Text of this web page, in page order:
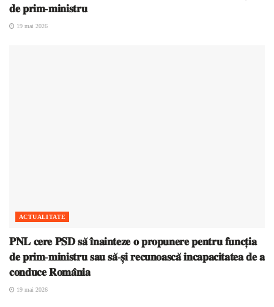
𝐝𝐞 𝐩𝐫𝐢𝐦-𝐦𝐢𝐧𝐢𝐬𝐭𝐫𝐮
19 mai 2026
ACTUALITATE
𝐏𝐍𝐋 𝐜𝐞𝐫𝐞 𝐏𝐒𝐃 𝐬𝐚̆ 𝐢̂𝐧𝐚𝐢𝐧𝐭𝐞𝐳𝐞 𝐨 𝐩𝐫𝐨𝐩𝐮𝐧𝐞𝐫𝐞 𝐩𝐞𝐧𝐭𝐫𝐮 𝐟𝐮𝐧𝐜𝐭̦𝐢𝐚
𝐝𝐞 𝐩𝐫𝐢𝐦-𝐦𝐢𝐧𝐢𝐬𝐭𝐫𝐮 𝐬𝐚𝐮 𝐬𝐚̆-𝐬̦𝐢 𝐫𝐞𝐜𝐮𝐧𝐨𝐚𝐬𝐜𝐚̆ 𝐢𝐧𝐜𝐚𝐩𝐚𝐜𝐢𝐭𝐚𝐭𝐞𝐚 𝐝𝐞 𝐚
𝐜𝐨𝐧𝐝𝐮𝐜𝐞 𝐑𝐨𝐦𝐚̂𝐧𝐢𝐚
19 mai 2026